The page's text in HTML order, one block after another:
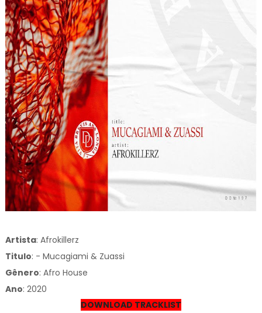
Artista: Afrokillerz
Titulo: - Mucagiami & Zuassi
Gênero: Afro House
Ano: 2020
DOWNLOAD TRACKLIST